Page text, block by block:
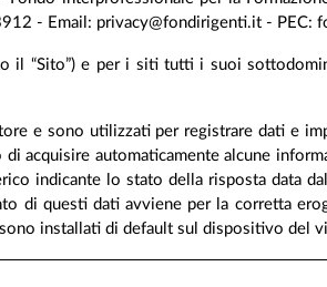
- Email: privacy@fondirigenti.it - PEC:
“Sito”) e per i siti tutti i suoi
e sono utilizzati per registrare dati e
acquisire automaticamente alcune
indicante lo stato della risposta data
questi dati avviene per la corretta
installati di default sul dispositivo del